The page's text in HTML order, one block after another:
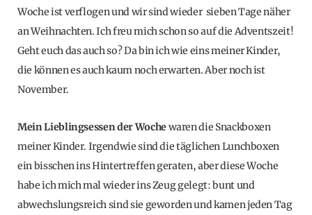
Woche ist verflogen und wir sind wieder sieben Tage näher
an Weihnachten. Ich freu mich schon so auf die Adventszeit!
Geht euch das auch so? Da bin ich wie eins meiner Kinder,
die können es auch kaum noch erwarten. Aber noch ist
November.
Mein Lieblingsessen der Wochewaren die Snackboxen
meiner Kinder. Irgendwie sind die täglichen Lunchboxen
ein bisschen ins Hintertreffen geraten, aber diese Woche
habe ich mich mal wieder ins Zeug gelegt: bunt und
abwechslungsreich sind sie geworden und kamen jeden Tag